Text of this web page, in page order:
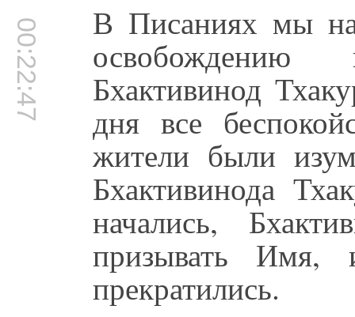
00:22:47 В Писаниях мы
освобождению
Бхактивинод
дня все
жители были
Бхактивинода
начались,
призывать Имя,
прекратились.